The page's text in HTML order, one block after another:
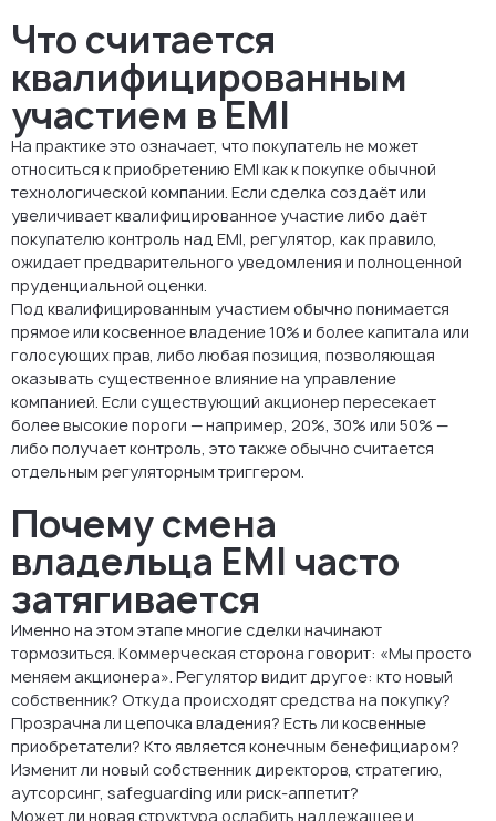
Что считается
квалифицированным
участием в EMI
На практике это означает, что покупатель не может
относиться к приобретению EMI как к покупке обычной
технологической компании. Если сделка создаёт или
увеличивает квалифицированное участие либо даёт
покупателю контроль над EMI, регулятор, как правило,
ожидает предварительного уведомления и полноценной
пруденциальной оценки.
Под квалифицированным участием обычно понимается
прямое или косвенное владение 10% и более капитала или
голосующих прав, либо любая позиция, позволяющая
оказывать существенное влияние на управление
компанией. Если существующий акционер пересекает
более высокие пороги — например, 20%, 30% или 50% —
либо получает контроль, это также обычно считается
отдельным регуляторным триггером.
Почему смена
владельца EMI часто
затягивается
Именно на этом этапе многие сделки начинают
тормозиться. Коммерческая сторона говорит: «Мы просто
меняем акционера». Регулятор видит другое: кто новый
собственник? Откуда происходят средства на покупку?
Прозрачна ли цепочка владения? Есть ли косвенные
приобретатели? Кто является конечным бенефициаром?
Изменит ли новый собственник директоров, стратегию,
аутсорсинг, safeguarding или риск-аппетит?
Может ли новая структура ослабить надлежащее и